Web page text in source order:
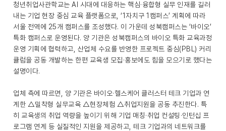
청년취업사관학교는 AI 시대에 대응하는 핵심·융합형 실무 인재를 길러
내는 기업 현장 중심 교육 플랫폼으로, ‘1자치구 1캠퍼스’ 계획에 따라
서울 전역에 25개 캠퍼스를 조성했다. 이 가운데 성북캠퍼스는 ‘바이오’
특화 캠퍼스로 운영된다. 양 기관은 성북캠퍼스의 바이오 특화 교육과정
운영 기획에 협력하고, 산업체 수요를 반영한 프로젝트 중심(PBL) 커리
큘럼을 공동 개발하는 한편 교육생 모집·홍보에도 힘을 모으기로 했다는
설명이다.
업체 측에 따르면, 양 기관은 바이오·헬스케어 클러스터 테크 기업과 연
계한 △밀착형 실무교육 △현장체험 △취업지원을 공동 추진한다. 특
히 교육생의 취업 역량을 높이기 위해 기업 매칭·취업 컨설팅·인턴십 프
로그램 연계 등 실질적인 지원을 제공하고, 테크 기업과의 네트워크를